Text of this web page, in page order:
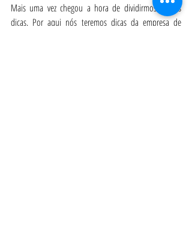
Mais uma vez chegou a hora de dividirmos nossas
dicas. Por aqui nós teremos dicas da empresa de